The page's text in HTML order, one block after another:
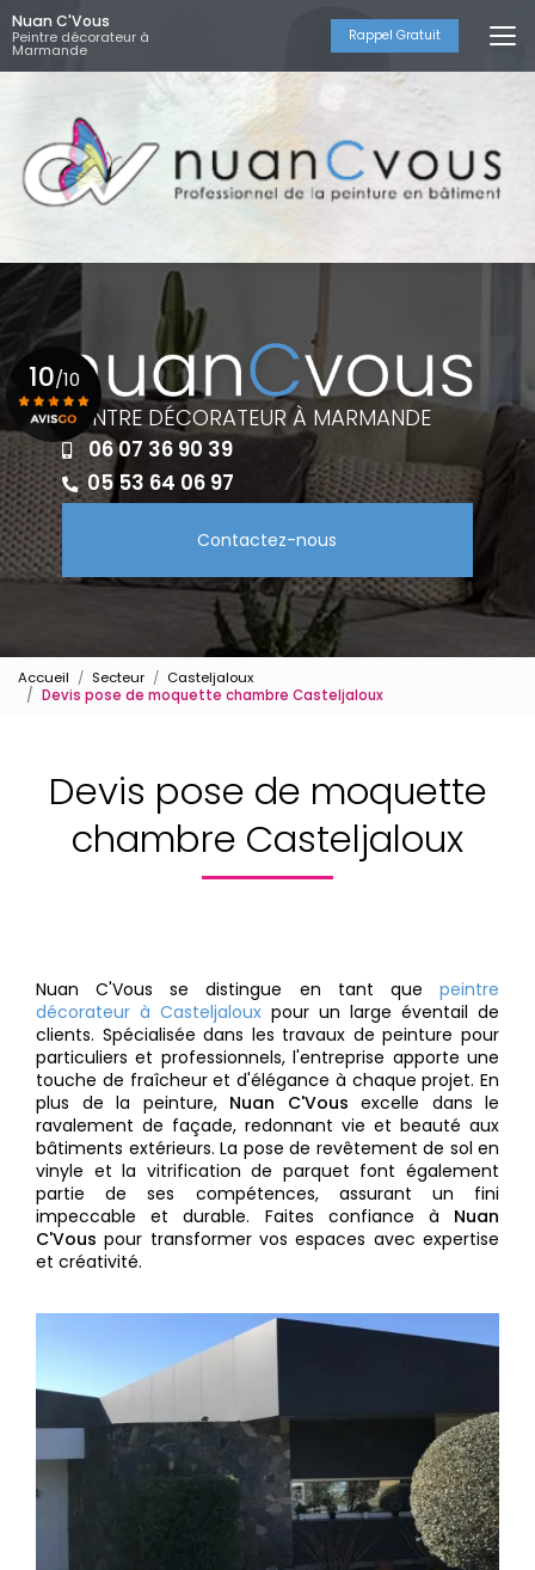
Aller
au
contenu
principal
Nuan C'Vous
Peintre décorateur à
Marmande
Rappel Gratuit
PEINTRE DÉCORATEUR À MARMANDE
06 07 36 90 39
05 53 64 06 97
Contactez-nous
10/10
Voir le certificat
Accueil Secteur
Casteljaloux
Devis pose de moquette chambre Casteljaloux
Devis pose de moquette
chambre Casteljaloux
Nuan C'Vous se distingue en tant que peintre
décorateur à Casteljaloux pour un large éventail de
clients. Spécialisée dans les travaux de peinture pour
particuliers et professionnels, l'entreprise apporte une
touche de fraîcheur et d'élégance à chaque projet. En
plus de la peinture, Nuan C'Vous excelle dans le
ravalement de façade, redonnant vie et beauté aux
bâtiments extérieurs. La pose de revêtement de sol en
vinyle et la vitrification de parquet font également
partie de ses compétences, assurant un fini
impeccable et durable. Faites confiance à Nuan
C'Vous pour transformer vos espaces avec expertise
et créativité.